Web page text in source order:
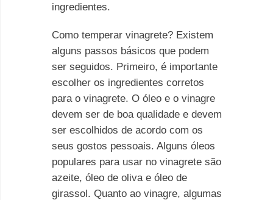
ingredientes.
Como temperar vinagrete? Existem
alguns passos básicos que podem
ser seguidos. Primeiro, é importante
escolher os ingredientes corretos
para o vinagrete. O óleo e o vinagre
devem ser de boa qualidade e devem
ser escolhidos de acordo com os
seus gostos pessoais. Alguns óleos
populares para usar no vinagrete são
azeite, óleo de oliva e óleo de
girassol. Quanto ao vinagre, algumas